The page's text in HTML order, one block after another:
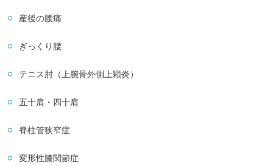
産後の腰痛
ぎっくり腰
テニス肘（上腕骨外側上顆炎）
五十肩・四十肩
脊柱管狭窄症
変形性膝関節症